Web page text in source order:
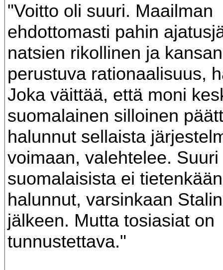
"Voitto oli suuri. Maailman
ehdottomasti pahin
natsien rikollinen ja
perustuva rationaalisuus,
Joka väittää, että moni
suomalainen silloinen
halunnut sellaista
voimaan, valehtelee.
suomalaisista ei
halunnut, varsinkaan
jälkeen. Mutta tosiasiat on
tunnustettava."